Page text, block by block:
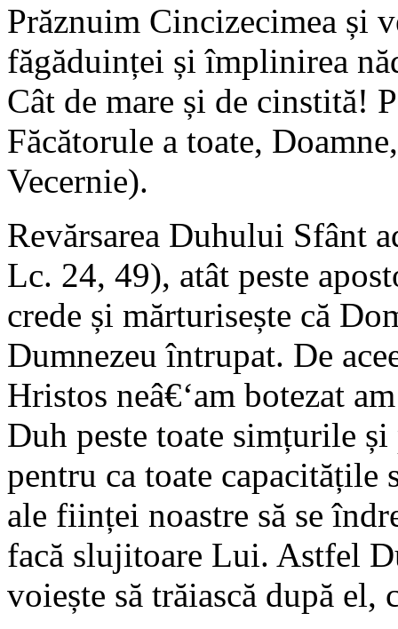
Prăznuim Cincizecimea și
făgăduinței și împlinirea
Cât de mare și de cinstită!
Făcătorule a toate,
Vecernie).
Revărsarea Duhului Sfânt
Lc. 24, 49), atât peste
crede și mărturisește că
Dumnezeu întrupat. De
Hristos neâ€‘am botezat
Duh peste toate simțurile
pentru ca toate
ale ființei noastre să se
facă slujitoare Lui. Astfel
voiește să trăiască după el,